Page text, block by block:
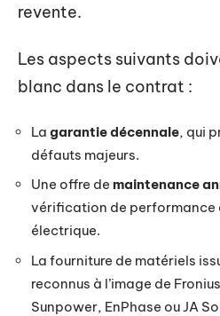
revente.
Les aspects suivants
blanc dans le contrat :
La garantie décennale, qui
défauts majeurs.
Une offre de maintenance
vérification de performance
électrique.
La fourniture de matériels
reconnus à l’image de
Sunpower, EnPhase ou JA